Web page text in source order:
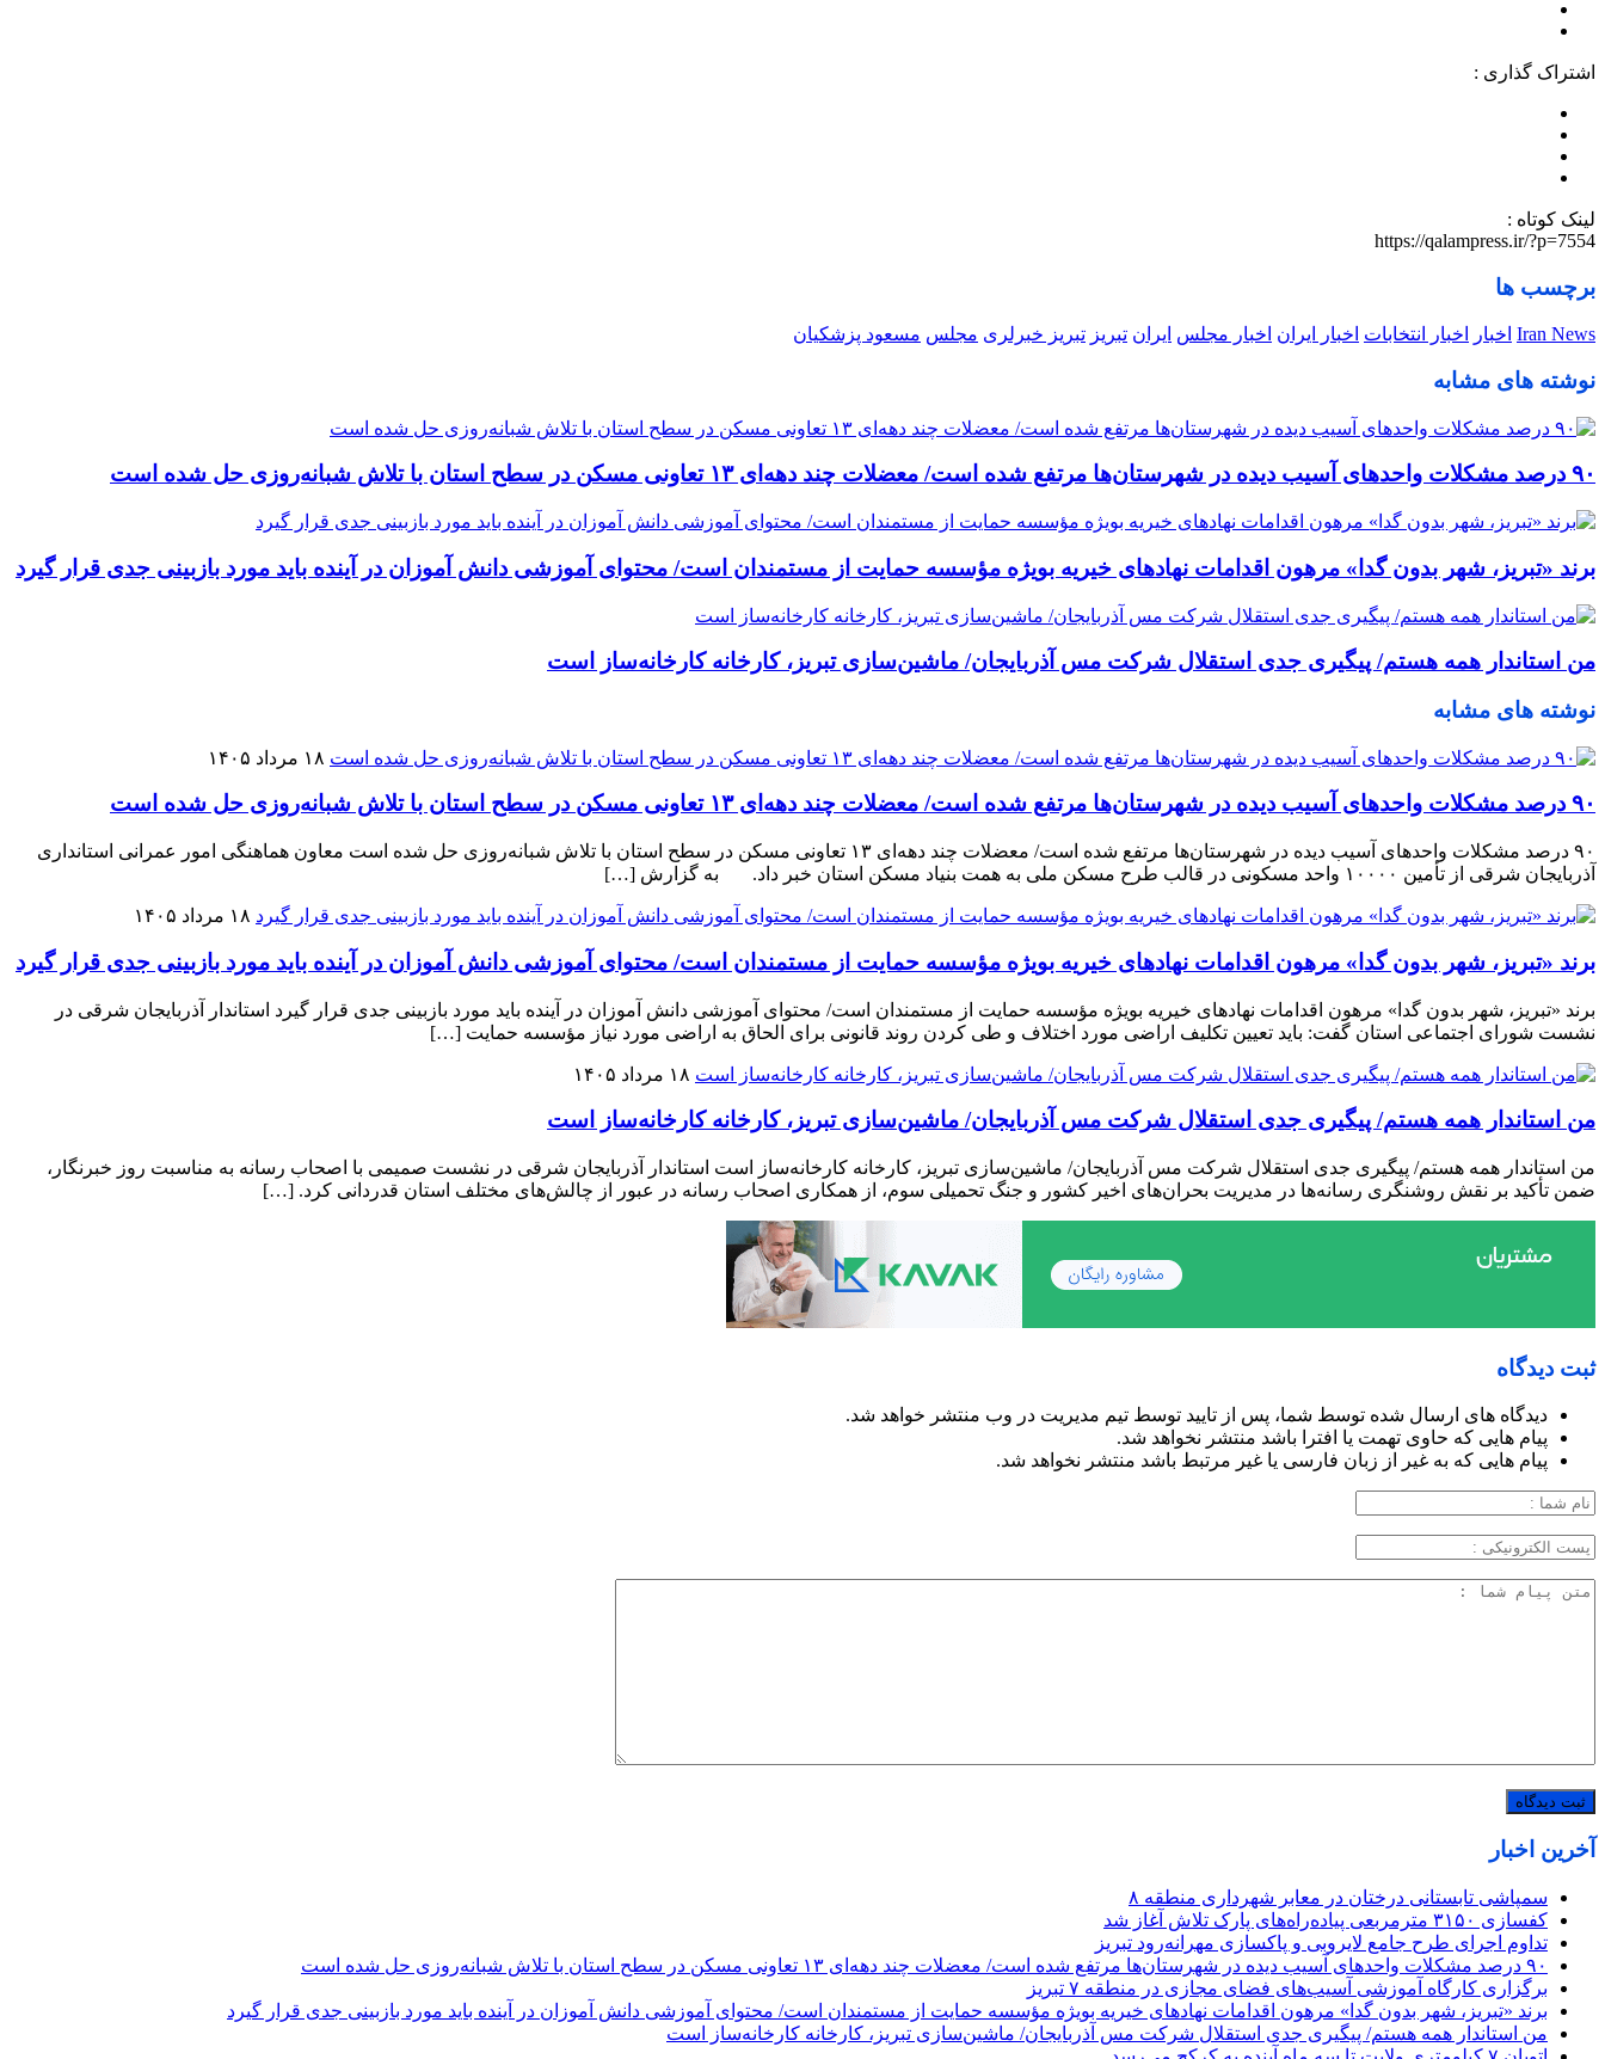
اشتراک گذاری :
لینک کوتاه :
https://qalampress.ir/?p=7554
برچسب ها
Iran News اخبار اخبار انتخابات اخبار ایران اخبار مجلس ایران تبریز تبریز خبرلری مجلس مسعود پزشکیان
نوشته های مشابه
٩٠ درصد مشکلات واحدهای آسیب دیده در شهرستان‌ها مرتفع شده است/ معضلات چند دهه‌ای ١٣ تعاونی مسکن در سطح استان با تلاش شبانه‌روزی حل شده است
برند «تبریز، شهر بدون گدا» مرهون اقدامات نهادهای خیریه بویژه مؤسسه حمایت از مستمندان است/ محتوای آموزشی دانش آموزان در آینده باید مورد بازبینی جدی قرار گیرد
من استاندار همه هستم/ پیگیری جدی استقلال شرکت مس آذربایجان/ ماشین‌سازی تبریز، کارخانه کارخانه‌ساز است
نوشته های مشابه
۱۸ مرداد ۱۴۰۵
٩٠ درصد مشکلات واحدهای آسیب دیده در شهرستان‌ها مرتفع شده است/ معضلات چند دهه‌ای ١٣ تعاونی مسکن در سطح استان با تلاش شبانه‌روزی حل شده است
٩٠ درصد مشکلات واحدهای آسیب دیده در شهرستان‌ها مرتفع شده است/ معضلات چند دهه‌ای ١٣ تعاونی مسکن در سطح استان با تلاش شبانه‌روزی حل شده است معاون هماهنگی امور عمرانی استانداری
آذربایجان شرقی از تأمین ١٠٠٠٠ واحد مسکونی در قالب طرح مسکن ملی به همت بنیاد مسکن استان خبر داد. به گزارش […]
۱۸ مرداد ۱۴۰۵
برند «تبریز، شهر بدون گدا» مرهون اقدامات نهادهای خیریه بویژه مؤسسه حمایت از مستمندان است/ محتوای آموزشی دانش آموزان در آینده باید مورد بازبینی جدی قرار گیرد
برند «تبریز، شهر بدون گدا» مرهون اقدامات نهادهای خیریه بویژه مؤسسه حمایت از مستمندان است/ محتوای آموزشی دانش آموزان در آینده باید مورد بازبینی جدی قرار گیرد استاندار آذربایجان شرقی در
نشست شورای اجتماعی استان گفت: باید تعیین تکلیف اراضی مورد اختلاف و طی کردن روند قانونی برای الحاق به اراضی مورد نیاز مؤسسه حمایت […]
۱۸ مرداد ۱۴۰۵
من استاندار همه هستم/ پیگیری جدی استقلال شرکت مس آذربایجان/ ماشین‌سازی تبریز، کارخانه کارخانه‌ساز است
من استاندار همه هستم/ پیگیری جدی استقلال شرکت مس آذربایجان/ ماشین‌سازی تبریز، کارخانه کارخانه‌ساز است استاندار آذربایجان شرقی در نشست صمیمی با اصحاب رسانه به مناسبت روز خبرنگار،
ضمن تأکید بر نقش روشنگری رسانه‌ها در مدیریت بحران‌های اخیر کشور و جنگ تحمیلی سوم، از همکاری اصحاب رسانه در عبور از چالش‌های مختلف استان قدردانی کرد. […]
ثبت دیدگاه
دیدگاه های ارسال شده توسط شما، پس از تایید توسط تیم مدیریت در وب منتشر خواهد شد.
پیام هایی که حاوی تهمت یا افترا باشد منتشر نخواهد شد.
پیام هایی که به غیر از زبان فارسی یا غیر مرتبط باشد منتشر نخواهد شد.
آخرین اخبار
سمپاشی تابستانی درختان در معابر شهرداری منطقه ۸
کفسازی ۳۱۵۰ مترمربعی پیاده‌راه‌های پارک تلاش آغاز شد
تداوم اجرای طرح جامع لایروبی و پاکسازی مهرانه‌رود تبریز
٩٠ درصد مشکلات واحدهای آسیب دیده در شهرستان‌ها مرتفع شده است/ معضلات چند دهه‌ای ١٣ تعاونی مسکن در سطح استان با تلاش شبانه‌روزی حل شده است
برگزاری کارگاه آموزشی آسیب‌های فضای مجازی در منطقه ۷ تبریز
برند «تبریز، شهر بدون گدا» مرهون اقدامات نهادهای خیریه بویژه مؤسسه حمایت از مستمندان است/ محتوای آموزشی دانش آموزان در آینده باید مورد بازبینی جدی قرار گیرد
من استاندار همه هستم/ پیگیری جدی استقلال شرکت مس آذربایجان/ ماشین‌سازی تبریز، کارخانه کارخانه‌ساز است